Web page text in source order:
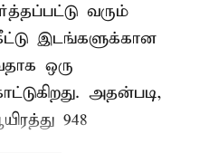
வரும்
இடங்களுக்கான
ஒரு
அதன்படி,
948